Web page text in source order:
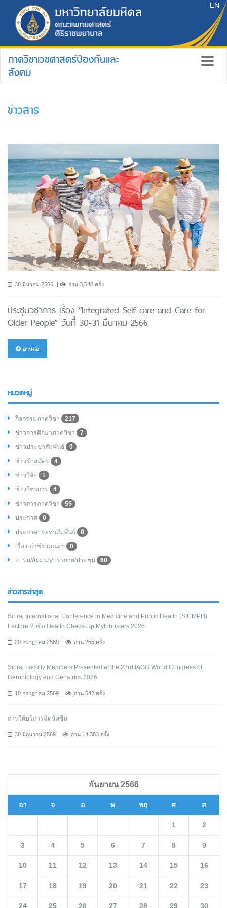
EN
ภาควิชาเวชศาสตร์ป้องกันและ
สังคม
ข่าวสาร
30 มีนาคม 2566 อ่าน 3,548 ครั้ง
ประชุมวิชาการ เรื่อง “Integrated Self-care and Care for
Older People” วันที่ 30-31 มีนาคม 2566
อ่านต่อ
หมวดหมู่
กิจกรรมภาควิชา
217
ข่าวการศึกษาภาควิชา
7
ข่าวประชาสัมพันธ์
0
ข่าวรับสมัคร
4
ข่าววิจัย
1
ข่าววิชาการ
4
ข่าวสารภาควิชา
55
ประกาศ
0
ประกาศประชาสัมพันธ์
0
เรื่องเล่าข่าวคณะฯ
0
อบรม/สัมมนา/บรรยาย/ประชุม
60
ข่าวสารล่าสุด
Siriraj International Conference in Medicine and Public Health (SICMPH)
Lecture หัวข้อ Health Check-Up Mythbusters 2026
20 กรกฎาคม 2569 อ่าน 255 ครั้ง
Siriraj Faculty Members Presented at the 23rd IAGG World Congress of
Gerontology and Geriatrics 2026
10 กรกฎาคม 2569 อ่าน 542 ครั้ง
การให้บริการฉีดวัคซีน
30 มิถุนายน 2569 อ่าน 14,383 ครั้ง
กันยายน 2566
อา จ อ พ พฤ ศ ส
1 2
3 4 5 6 7 8 9
10 11 12 13 14 15 16
17 18 19 20 21 22 23
24 25 26 27 28 29 30